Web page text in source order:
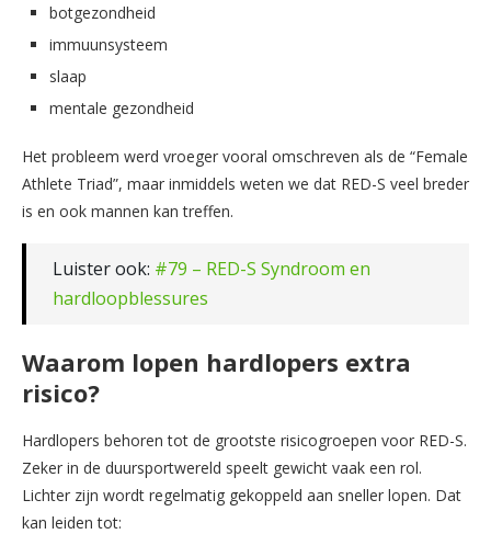
botgezondheid
immuunsysteem
slaap
mentale gezondheid
Het probleem werd vroeger vooral omschreven als de “Female
Athlete Triad”, maar inmiddels weten we dat RED-S veel breder
is en ook mannen kan treffen.
Luister ook: #79 – RED-S Syndroom en
hardloopblessures
Waarom lopen hardlopers extra
risico?
Hardlopers behoren tot de grootste risicogroepen voor RED-S.
Zeker in de duursportwereld speelt gewicht vaak een rol.
Lichter zijn wordt regelmatig gekoppeld aan sneller lopen. Dat
kan leiden tot: